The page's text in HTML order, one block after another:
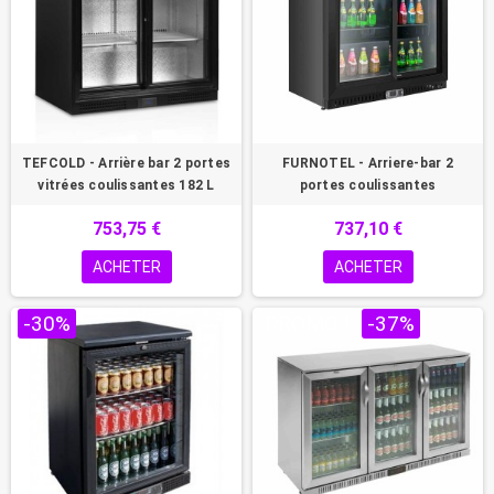
TEFCOLD - Arrière bar 2 portes
vitrées coulissantes 182 L
753,75 €
ACHETER
FURNOTEL - Arriere-bar 2
portes coulissantes
737,10 €
ACHETER
-30% -37%